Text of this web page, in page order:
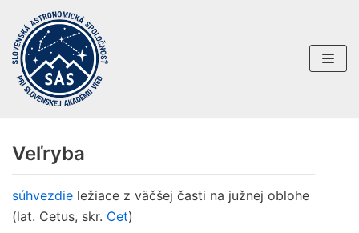
Preskočiť
na
obsah
Veľryba
súhvezdie ležiace z väčšej časti na južnej oblohe
(lat. Cetus, skr. Cet)